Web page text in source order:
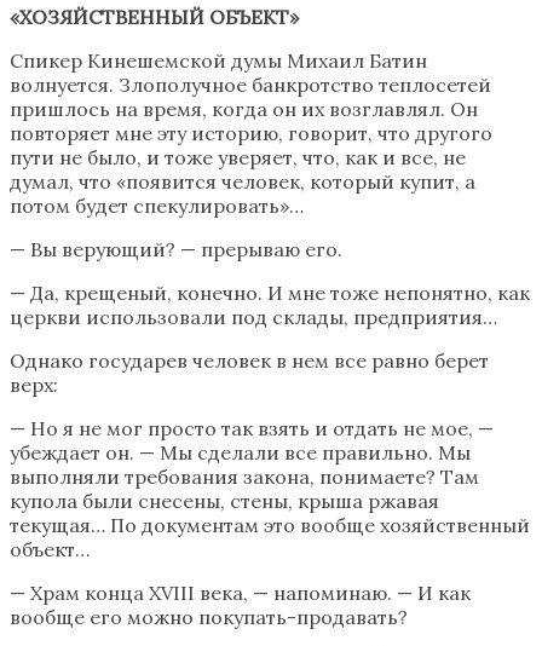
«ХОЗЯЙСТВЕННЫЙ ОБЪЕКТ»
Спикер Кинешемской думы Михаил Батин
волнуется. Злополучное банкротство теплосетей
пришлось на время, когда он их возглавлял. Он
повторяет мне эту историю, говорит, что другого
пути не было, и тоже уверяет, что, как и все, не
думал, что «появится человек, который купит, а
потом будет спекулировать»…
— Вы верующий? — прерываю его.
— Да, крещеный, конечно. И мне тоже непонятно, как
церкви использовали под склады, предприятия…
Однако государев человек в нем все равно берет
верх:
— Но я не мог просто так взять и отдать не мое, —
убеждает он. — Мы сделали все правильно. Мы
выполняли требования закона, понимаете? Там
купола были снесены, стены, крыша ржавая
текущая… По документам это вообще хозяйственный
объект…
— Храм конца XVIII века, — напоминаю. — И как
вообще его можно покупать-продавать?